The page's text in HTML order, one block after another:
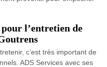
l’entretien de
c’est très important de
ADS Services avec ses